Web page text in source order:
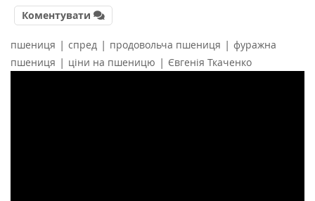
Коментувати
пшениця | спред | продовольча пшениця | фуражна
пшениця | ціни на пшеницю | Євгенія Ткаченко